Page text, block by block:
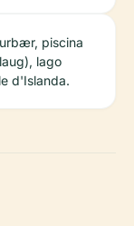
piscina
lago
d'Islanda.